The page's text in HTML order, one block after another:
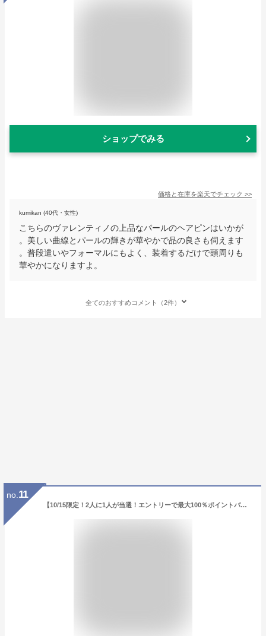
ショップでみる
価格と在庫を楽天でチェック >>
kumikan (40代・女性)
こちらのヴァレンティノの上品なパールのヘアピンはいかが
。美しい曲線とパールの輝きが華やかで品の良さも伺えます
。普段遣いやフォーマルにもよく、装着するだけで頭周りも
華やかになりますよ。
全てのおすすめコメント（2件）
no. 11
【10/15限定！2人に1人が当選！エントリーで最大100％ポイントバック】PRADA プラダ バレッタ 1IF022 2BA6 F0002 レディース ヘアアクセサリー ヘアクリップ ヘアピン ロゴメタルプレート NERO